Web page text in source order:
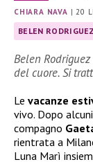
CHIARA NAVA |20
BELEN RODRIGUEZ
Belen
del cuore. Si
Le vacanze
vivo. Dopo
compagno
rientrata a
Luna Marì